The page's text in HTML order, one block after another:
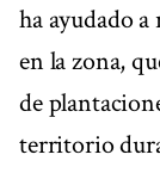
ha ayudado
en la zona,
de
territorio